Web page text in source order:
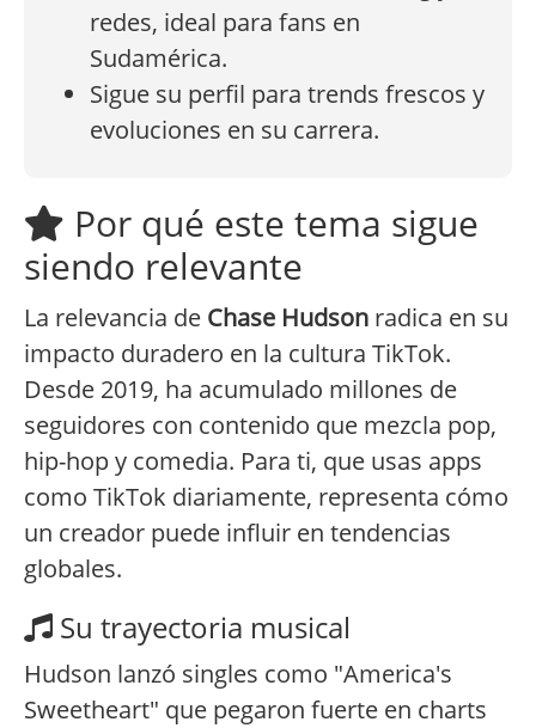
redes, ideal para fans en
Sudamérica.
Sigue su perfil para trends frescos y
evoluciones en su carrera.
Por qué este tema sigue
siendo relevante
La relevancia de Chase Hudson radica en su
impacto duradero en la cultura TikTok.
Desde 2019, ha acumulado millones de
seguidores con contenido que mezcla pop,
hip-hop y comedia. Para ti, que usas apps
como TikTok diariamente, representa cómo
un creador puede influir en tendencias
globales.
Su trayectoria musical
Hudson lanzó singles como "America's
Sweetheart" que pegaron fuerte en charts